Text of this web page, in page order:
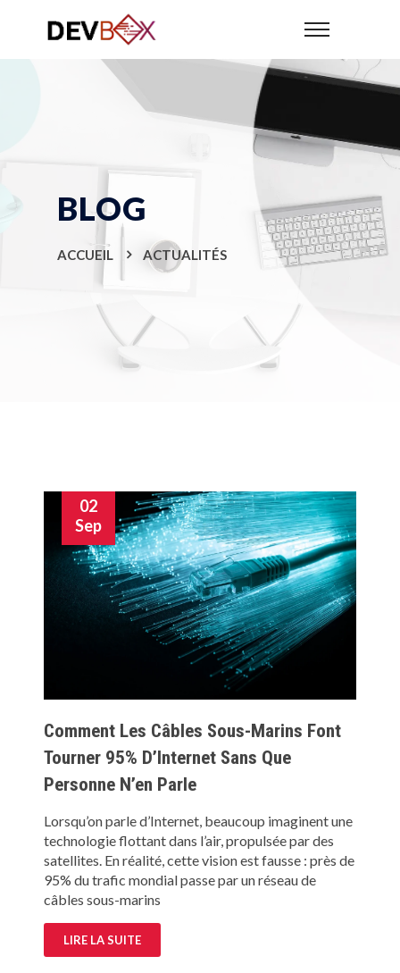
BLOG
ACCUEIL ACTUALITÉS
02
Sep
Comment Les Câbles Sous-Marins Font
Tourner 95% D’Internet Sans Que
Personne N’en Parle
Lorsqu’on parle d’Internet, beaucoup imaginent une
technologie flottant dans l’air, propulsée par des
satellites. En réalité, cette vision est fausse : près de
95% du trafic mondial passe par un réseau de
câbles sous-marins
LIRE LA SUITE